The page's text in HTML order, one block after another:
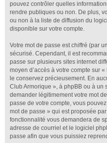
pouvez contrôler quelles
rendre publiques ou non. De plus,
ou non à la liste de diffusion du
disponible sur votre compte.
Votre mot de passe est chiffré (par
sécurisé. Cependant, il est
passe sur plusieurs sites internet
moyen d’accès à votre compte sur
le conservez précieusement. En
Club Armorique », à phpBB ou à un
demander légitimement votre mot
passe de votre compte, vous
mot de passe » qui est proposée
fonctionnalité vous demandera de
adresse de courriel et le logiciel
passe afin que vous puissiez